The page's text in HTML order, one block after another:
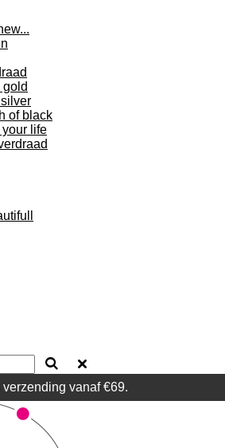
gold
of black
life
verzending vanaf €69.